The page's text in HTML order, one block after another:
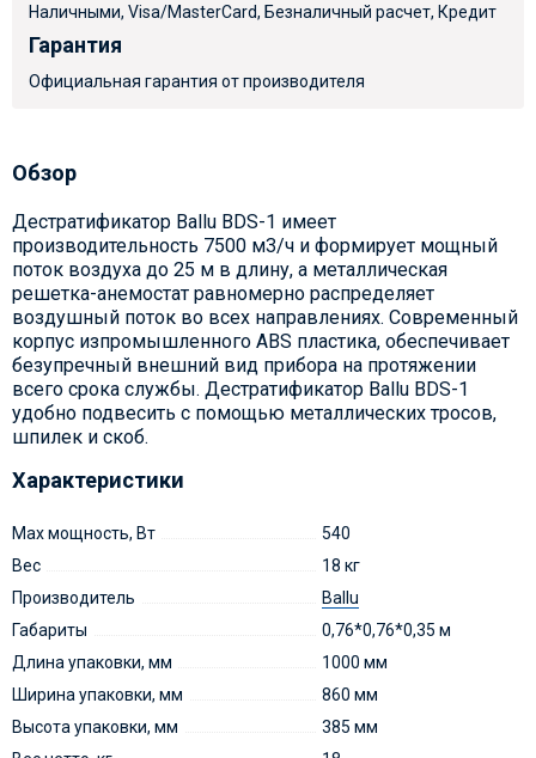
Наличными, Visa/MasterCard, Безналичный расчет, Кредит
Гарантия
Официальная гарантия от производителя
Обзор
Дестратификатор Ballu BDS-1 имеет
производительность 7500 м3/ч и формирует мощный
поток воздуха до 25 м в длину, а металлическая
решетка-анемостат равномерно распределяет
воздушный поток во всех направлениях. Современный
корпус изпромышленного ABS пластика, обеспечивает
безупречный внешний вид прибора на протяжении
всего срока службы. Дестратификатор Ballu BDS-1
удобно подвесить с помощью металлических тросов,
шпилек и скоб.
Характеристики
Max мощность, Вт
540
Вес
18 кг
Производитель
Ballu
Габариты
0,76*0,76*0,35 м
Длина упаковки, мм
1000 мм
Ширина упаковки, мм
860 мм
Высота упаковки, мм
385 мм